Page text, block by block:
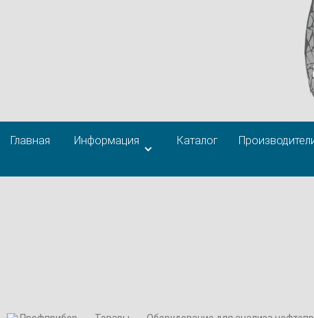
Главная Информация Каталог